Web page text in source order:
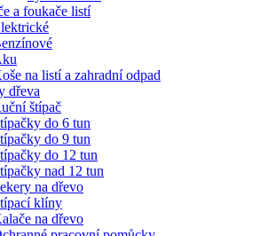
a foukače listí
na listí a zahradní odpad
dřeva
štípač
do 6 tun
do 9 tun
do 12 tun
nad 12 tun
na dřevo
klíny
na dřevo